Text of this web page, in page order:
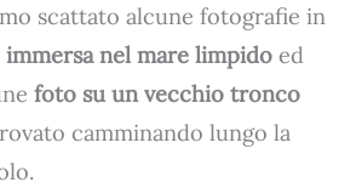
scattato alcune fotografie in
immersa nel mare limpido ed
foto su un vecchio tronco
camminando lungo la